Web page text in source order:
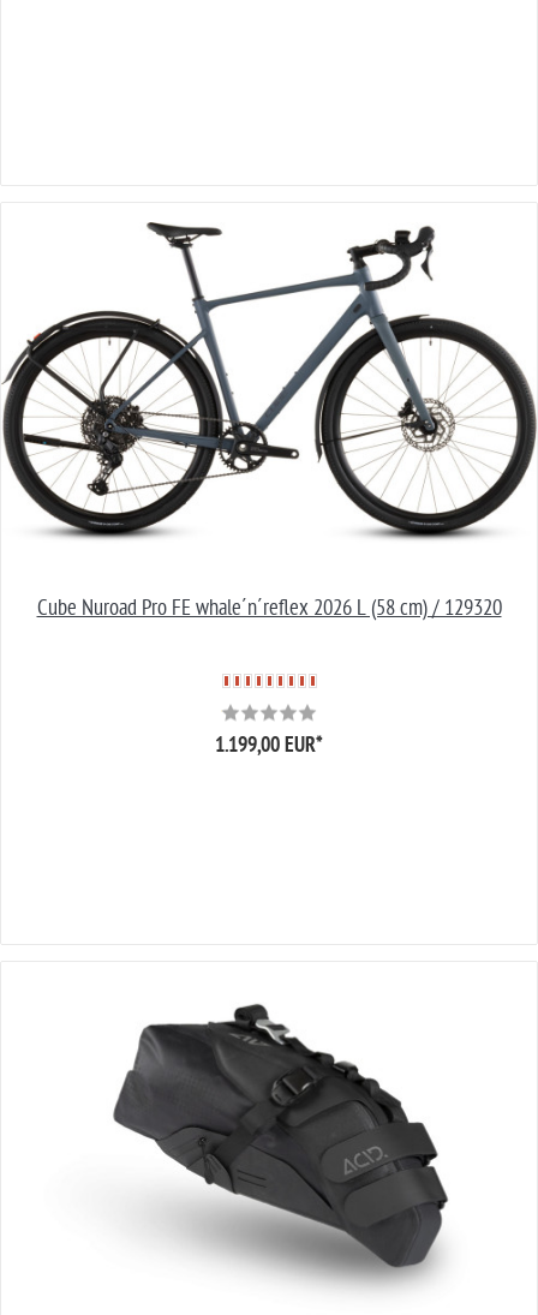
Cube Nuroad Pro FE whale´n´reflex 2026 L (58 cm) / 129320
1.199,00 EUR*